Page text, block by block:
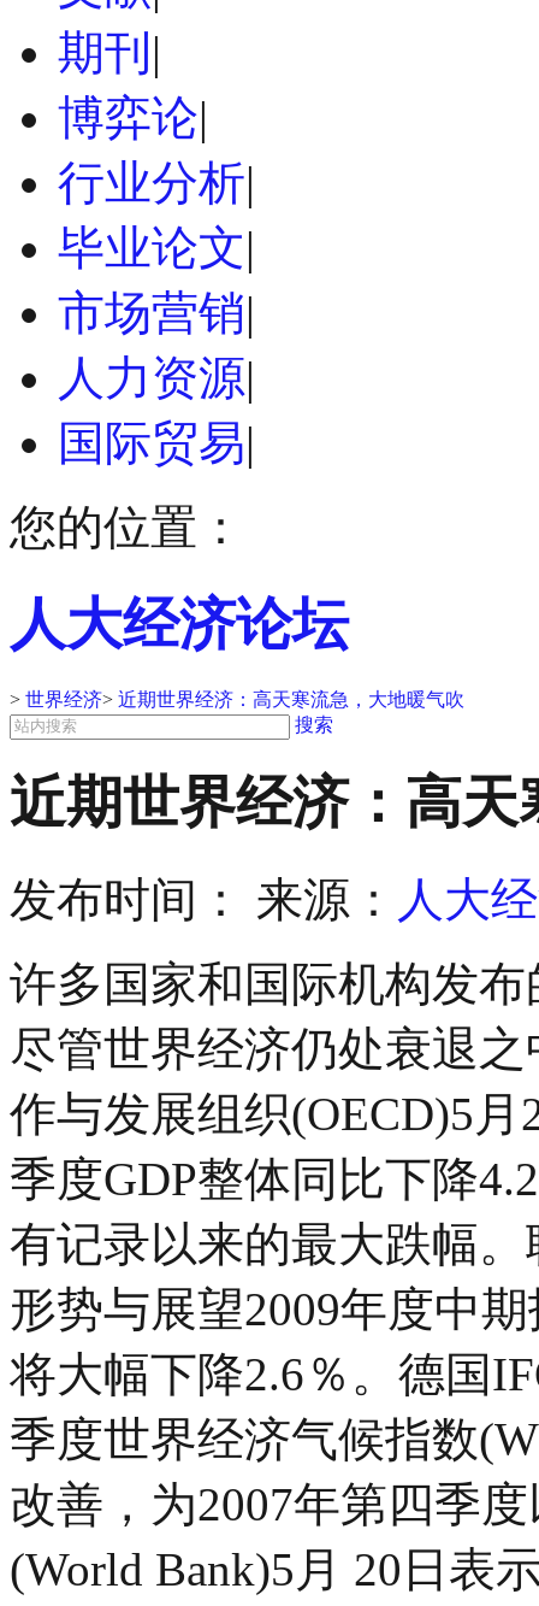
期刊 |
博弈论|
行业分析|
毕业论文|
市场营销|
人力资源|
国际贸易|
您的位置：
人大经济论坛
> 世界经济> 近期世界经济：高天寒流急，大地暖气吹
搜索
近期世界经济：高
发布时间： 来源： 人大
许多国家和国际机构发
尽管世界经济仍处衰退
作与发展组织(OECD)5
季度GDP整体同比下降
有记录以来的最大跌幅
形势与展望2009年度中
将大幅下降2.6％。德国
季度世界经济气候指数
改善，为2007年第四季
(World Bank)5月 20日表